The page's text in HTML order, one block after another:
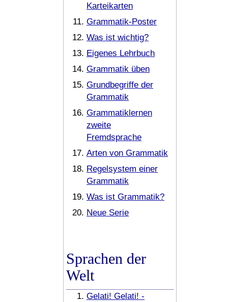
Karteikarten
Grammatik-Poster
Was ist wichtig?
Eigenes Lehrbuch
Grammatik üben
Grundbegriffe der
Grammatik
Grammatiklernen
zweite
Fremdsprache
Arten von Grammatik
Regelsystem einer
Grammatik
Was ist Grammatik?
Neue Serie
Sprachen der
Welt
Gelati! Gelati! -